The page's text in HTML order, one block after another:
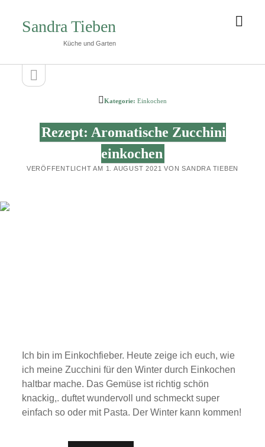
Sandra Tieben
Küche und Garten
Seitenleiste
Seitenleiste
öffnen
Kategorie: Einkochen
Rezept: Aromatische Zucchini
einkochen
VERÖFFENTLICHT AM 1. AUGUST 2021 VON SANDRA TIEBEN
Ich bin im Einkochfieber. Heute zeige ich euch, wie
ich meine Zucchini für den Winter durch Einkochen
haltbar mache. Das Gemüse ist richtig schön
knackig,. duftet wundervoll und schmeckt super
einfach so oder mit Pasta. Der Winter kann kommen!